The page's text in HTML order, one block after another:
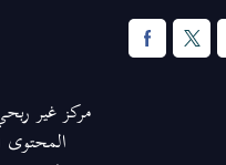
مركز غير
المحتوى